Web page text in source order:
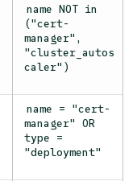
name NOT in
("cert-
manager",
"cluster_autos
caler")
name = "cert-
manager" OR
type =
"deployment"